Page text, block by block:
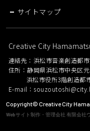
サイトマップ
Creative City
連絡先：浜松市音楽創造都
住所：静岡県浜松市中央区
浜松市役所3階創造都
E-mail：
Copyright© Creative City
Webサイト制作・管理会社 有限会社